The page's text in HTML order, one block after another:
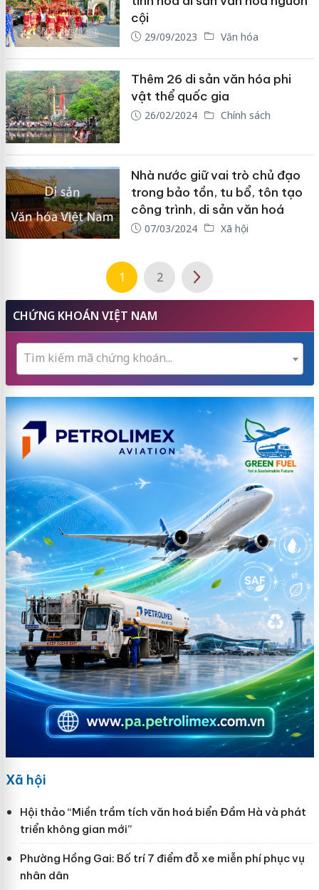
cội
29/09/2023 Văn hóa
Thêm 26 di sản văn hóa phi
vật thể quốc gia
26/02/2024 Chính sách
Nhà nước giữ vai trò chủ đạo
trong bảo tồn, tu bổ, tôn tạo
công trình, di sản văn hoá
07/03/2024 Xã hội
1 2
CHỨNG KHOÁN VIỆT NAM
Tìm kiếm mã chứng khoán...
Xã hội
Hội thảo “Miền trầm tích văn hoá biển Đầm Hà và phát
triển không gian mới”
Phường Hồng Gai: Bố trí 7 điểm đỗ xe miễn phí phục vụ
nhân dân